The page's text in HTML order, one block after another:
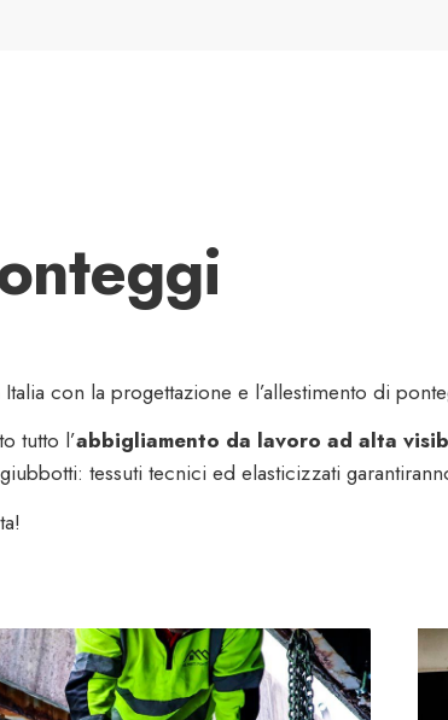
Italia con la progettazione e l’allestimento di
tutto l’abbigliamento da lavoro ad alta
tessuti tecnici ed elasticizzati